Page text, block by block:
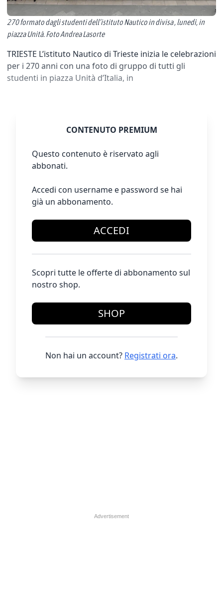
270 formato dagli studenti dell’istituto Nautico in divisa , lunedì, in
piazza Unità. Foto Andrea Lasorte
TRIESTE L’istituto Nautico di Trieste inizia le celebrazioni
per i 270 anni con una foto di gruppo di tutti gli
studenti in piazza Unità d’Italia, in
CONTENUTO PREMIUM
Questo contenuto è riservato agli
abbonati.
Accedi con username e password se hai
già un abbonamento.
ACCEDI
Scopri tutte le offerte di abbonamento sul
nostro shop.
SHOP
Non hai un account? Registrati ora.